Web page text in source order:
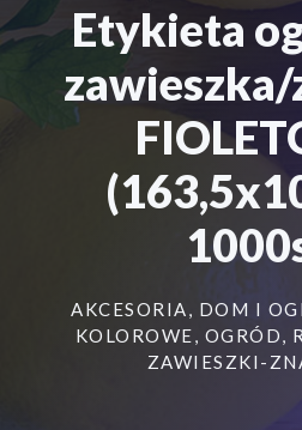
Etykieta
AKCESORIA, DOM I
KOLOROWE, OGRÓD,
ZAWIESZKI-